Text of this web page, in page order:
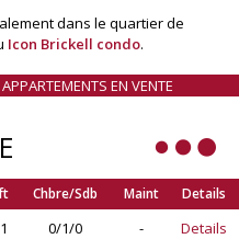
dans le quartier de
Icon Brickell condo.
EN VENTE
Chbre/Sdb Maint Details
0/1/0 -
Details